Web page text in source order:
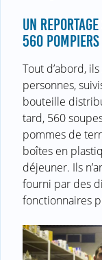
UN
560 POMPIERS
Tout d’abord,
personnes,
bouteille
tard, 560
pommes de
boîtes en
déjeuner. Ils
fourni par des
fonctionnaires